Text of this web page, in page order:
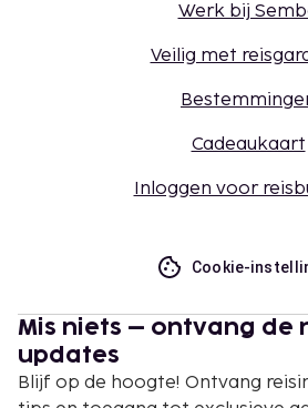
Werk bij
Veilig met
Cadeaukaart
Inloggen voor
Cookie-
Mis niets – ontvang de
updates
Blijf op de hoogte! Ontvang